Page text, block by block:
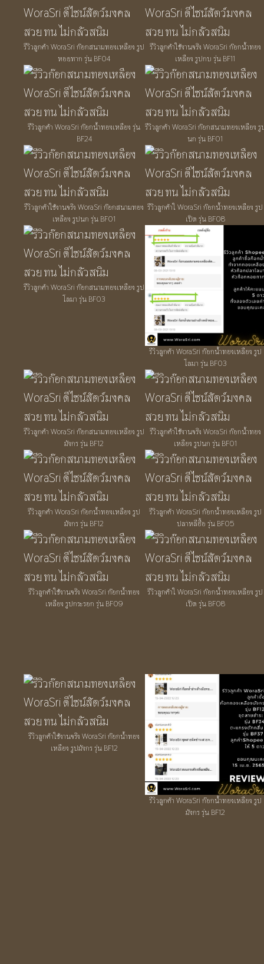
รีวิวลูกค้า WoraSri ก๊อกสนามทองเหลือง รูป
หอยทาก รุ่น BF04
รีวิวลูกค้าใช้งานจริง WoraSri ก๊อกน้ำทอง
เหลือง รูปกบ รุ่น BF11
รีวิวลูกค้า WoraSri ก๊อกน้ำทองเหลือง รุ่น
BF24
รีวิวลูกค้า WoraSri ก๊อกสนามทองเหลือง รู
นก รุ่น BF01
รีวิวลูกค้าใช้งานจริง WoraSri ก๊อกสนามทอง
เหลือง รูปนก รุ่น BF01
รีวิวลูกค้าใ WoraSri ก๊อกน้ำทองเหลือง รูป
เป็ด รุ่น BF08
รีวิวลูกค้า WoraSri ก๊อกสนามทองเหลือง รูป
โลมา รุ่น BF03
รีวิวลูกค้า WoraSri ก๊อกน้ำทองเหลือง รูป
โลมา รุ่น BF03
รีวิวลูกค้า WoraSri ก๊อกสนามทองเหลือง รูป
มังกร รุ่น BF12
รีวิวลูกค้าใช้งานจริง WoraSri ก๊อกน้ำทอง
เหลือง รูปนก รุ่น BF01
รีวิวลูกค้า WoraSri ก๊อกน้ำทองเหลือง รูป
มังกร รุ่น BF12
รีวิวลูกค้า WoraSri ก๊อกน้ำทองเหลือง รูป
ปลาหลีฮื้อ รุ่น BF05
รีวิวลูกค้าใช้งานจริง WoraSri ก๊อกน้ำทอง
เหลือง รูปกระรอก รุ่น BF09
รีวิวลูกค้าใ WoraSri ก๊อกน้ำทองเหลือง รูป
เป็ด รุ่น BF08
รีวิวลูกค้าใช้งานจริง WoraSri ก๊อกน้ำทอง
เหลือง รูปมังกร รุ่น BF12
รีวิวลูกค้า WoraSri ก๊อกน้ำทองเหลือง รูป
มังกร รุ่น BF12